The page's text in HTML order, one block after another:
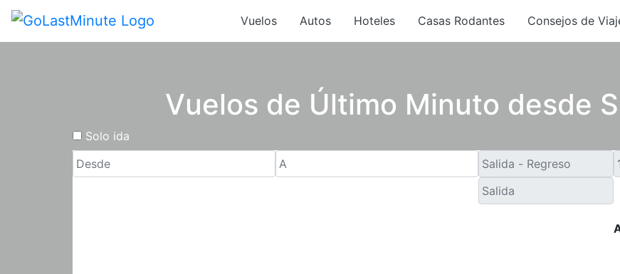
Vuelos Autos Hoteles Casas Rodantes Consejos de
Vuelos de Último Minuto desde
Solo ida